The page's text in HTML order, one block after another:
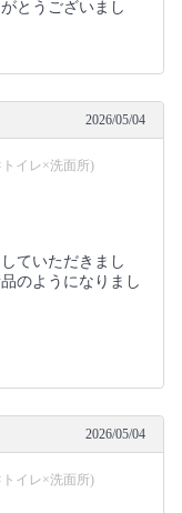
とうございまし
2026/05/04
イレ×洗面所)
ていただきまし
のようになりまし
2026/05/04
イレ×洗面所)